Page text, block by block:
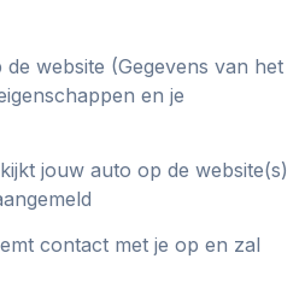
website (Gegevens van het
en je
jouw auto op de website(s)
contact met je op en zal